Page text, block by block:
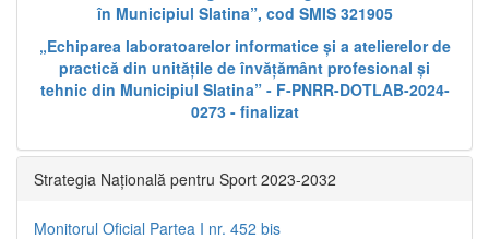
în Municipiul Slatina”, cod SMIS 321905
„Echiparea laboratoarelor informatice și a atelierelor de
practică din unitățile de învățământ profesional și
tehnic din Municipiul Slatina” - F-PNRR-DOTLAB-2024-
0273 - finalizat
Strategia Națională pentru Sport 2023-2032
Monitorul Oficial Partea I nr. 452 bis